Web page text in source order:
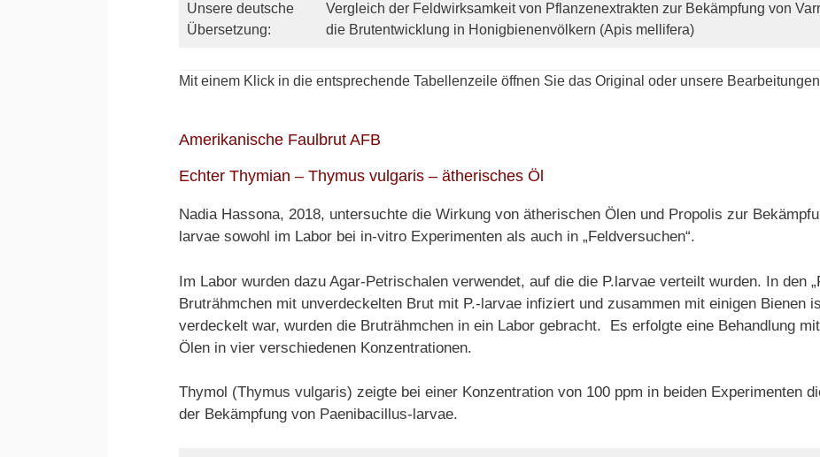
Unsere deutsche
Übersetzung:
Vergleich der Feldwirksamkeit von Pflanzenextrakten zur Bekämpfung von
die Brutentwicklung in Honigbienenvölkern (Apis mellifera)
Mit einem Klick in die entsprechende Tabellenzeile öffnen Sie das Original oder unsere
Amerikanische Faulbrut AFB
Echter Thymian – Thymus vulgaris – ätherisches Öl
Nadia Hassona, 2018, untersuchte die Wirkung von ätherischen Ölen und Propolis zur
larvae sowohl im Labor bei in-vitro Experimenten als auch in „Feldversuchen“.
Im Labor wurden dazu Agar-Petrischalen verwendet, auf die die P.larvae verteilt wurden. In den
Bruträhmchen mit unverdeckelten Brut mit P.-larvae infiziert und zusammen mit einigen Bienen
verdeckelt war, wurden die Bruträhmchen in ein Labor gebracht. Es erfolgte eine Behandlung
Ölen in vier verschiedenen Konzentrationen.
Thymol (Thymus vulgaris) zeigte bei einer Konzentration von 100 ppm in beiden Experimenten
der Bekämpfung von Paenibacillus-larvae.